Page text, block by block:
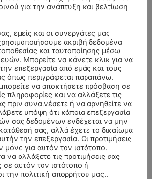
- Advertisment -
για την ανάπτυξη και βελτίωση
εμείς και οι συνεργάτες μας
ακριβή δεδομένα
και ταυτοποίησης μέσω
Μπορείτε να κάνετε κλικ για να
επεξεργασία από εμάς και τους
όπως περιγράφεται παραπάνω.
να αποκτήσετε πρόσβαση σε
πληροφορίες και να αλλάξετε τις
πριν συναινέσετε ή να αρνηθείτε να
υπόψη ότι κάποια επεξεργασία
σας δεδομένων ενδέχεται να μην
σας, αλλά έχετε το δικαίωμα
την επεξεργασία. Οι προτιμήσεις
μόνο για αυτόν τον ιστότοπο.
να αλλάξετε τις προτιμήσεις σας
σε αυτόν τον ιστότοπο ή
την πολιτική απορρήτου μας..